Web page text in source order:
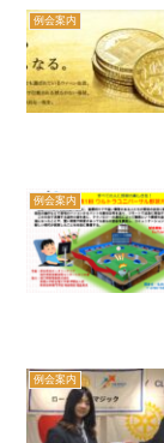
例会案内
例会案内
例会案内